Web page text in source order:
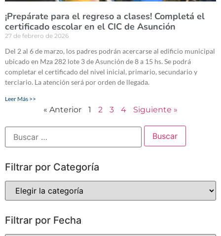
¡Prepárate para el regreso a clases! Completá el
certificado escolar en el CIC de Asunción
27 de febrero de 2026
Del 2 al 6 de marzo, los padres podrán acercarse al edificio municipal
ubicado en Mza 282 lote 3 de Asunción de 8 a 15 hs. Se podrá
completar el certificado del nivel inicial, primario, secundario y
terciario. La atención será por orden de llegada.
Leer Más >>
« Anterior 1 2 3 4 Siguiente »
Filtrar por Categoría
Filtrar por Fecha